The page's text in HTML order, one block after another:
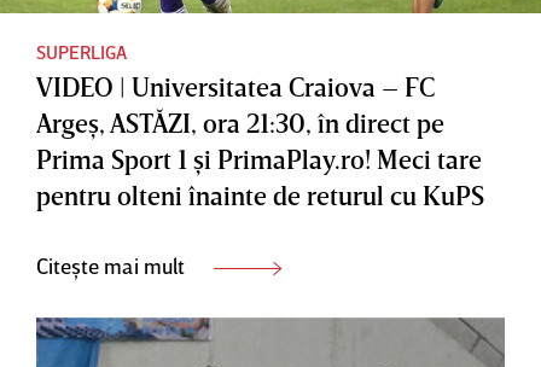
SUPERLIGA
VIDEO | Universitatea Craiova – FC
Argeş, ASTĂZI, ora 21:30, în direct pe
Prima Sport 1 şi PrimaPlay.ro! Meci tare
pentru olteni înainte de returul cu KuPS
Citește mai mult